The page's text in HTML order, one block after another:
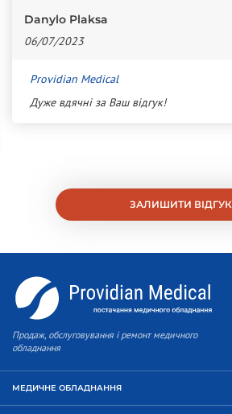
Danylo Plaksa
06/07/2023
Providian Medical
Дуже вдячні за Ваш відгук!
ЗАЛИШИТИ ВІДГУК
Продаж, обслуговування і ремонт медичного
обладнання
МЕДИЧНЕ ОБЛАДНАННЯ